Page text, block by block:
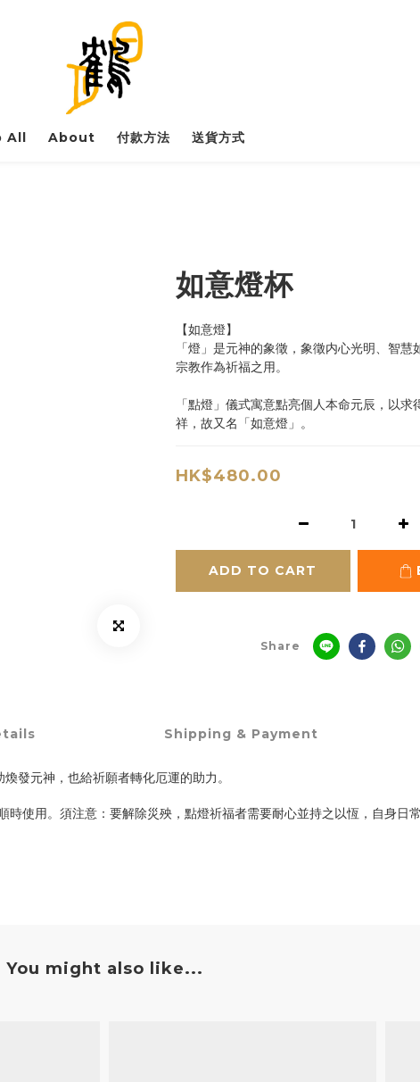
About 付款方法 送貨方式
如意燈杯
【如意燈】
「燈」是元神的象徵，象徵内心光明、智慧
宗教作為祈福之用。
「點燈」儀式寓意點亮個人本命元辰，以求
祥，故又名「如意燈」。
HK$480.00
ADD TO CART
Share
Shipping & Payment
發元神，也給祈願者轉化厄運的助力。
使用。須注意：要解除災殃，點燈祈福者需要耐心並持之以恆，自身日
You might also like...